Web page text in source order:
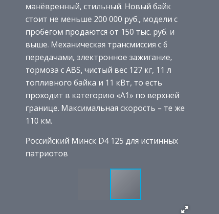
манёвренный, стильный. Новый байк
стоит не меньше 200 000 руб., модели с
пробегом продаются от 150 тыс. руб. и
выше. Механическая трансмиссия с 6
передачами, электронное зажигание,
тормоза с ABS, чистый вес 127 кг, 11 л
топливного байка и 11 кВт, то есть
проходит в категорию «А1» по верхней
границе. Максимальная скорость – те же
110 км.
Российский Минск D4 125 для истинных
патриотов